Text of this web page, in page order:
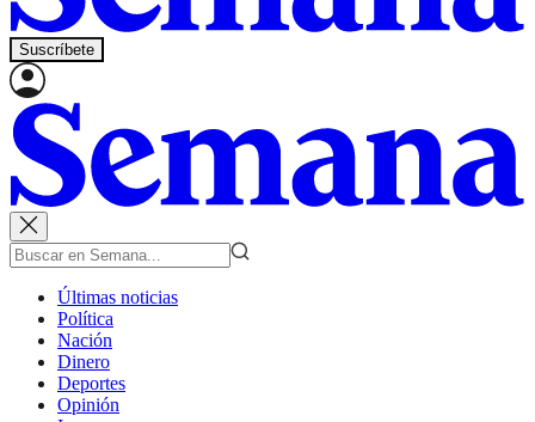
Suscríbete
Últimas noticias
Política
Nación
Dinero
Deportes
Opinión